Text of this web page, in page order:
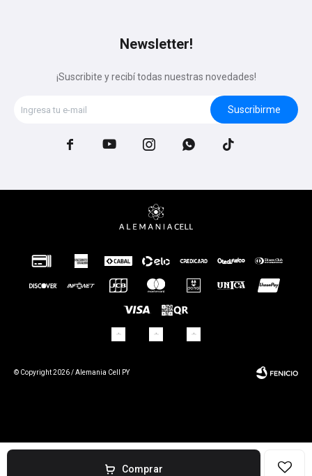
Comprar
Newsletter!
¡Suscribite y recibí todas nuestras novedades!
Suscribirme
    
© Copyright 2026 / Alemania Cell PY
Fenicio